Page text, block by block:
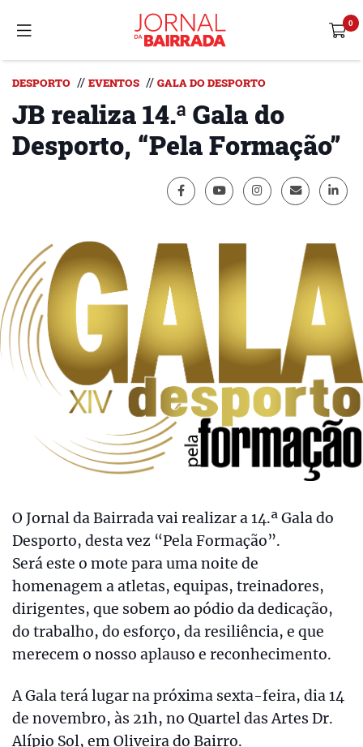
DESPORTO // EVENTOS // GALA DO DESPORTO
JB realiza 14.ª Gala do
Desporto, “Pela Formação”
O Jornal da Bairrada vai realizar a 14.ª Gala do
Desporto, desta vez “Pela Formação”.
Será este o mote para uma noite de
homenagem a atletas, equipas, treinadores,
dirigentes, que sobem ao pódio da dedicação,
do trabalho, do esforço, da resiliência, e que
merecem o nosso aplauso e reconhecimento.
A Gala terá lugar na próxima sexta-feira, dia 14
de novembro, às 21h, no Quartel das Artes Dr.
Alípio Sol, em Oliveira do Bairro.